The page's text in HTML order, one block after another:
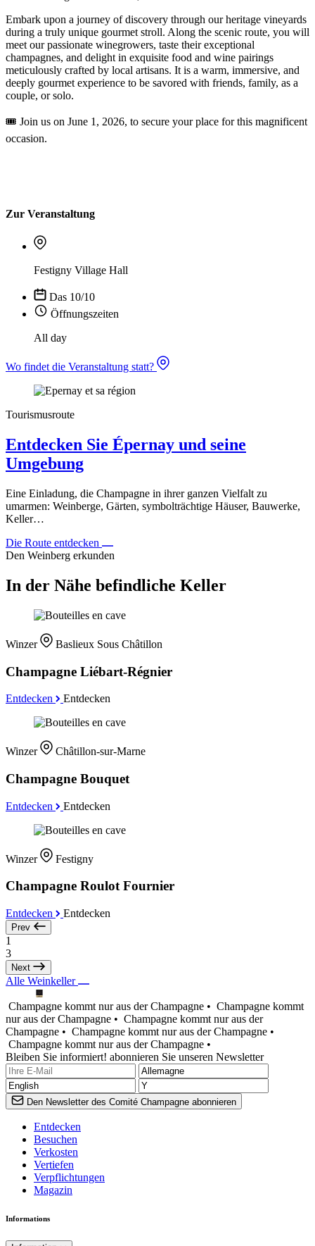
Embark upon a journey of discovery through our heritage vineyards
during a truly unique gourmet stroll. Along the scenic route, you will
meet our passionate winegrowers, taste their exceptional
champagnes, and delight in exquisite food and wine pairings
meticulously crafted by local artisans. It is a warm, immersive, and
deeply gourmet experience to be savored with friends, family, as a
couple, or solo.
🎟️ Join us on June 1, 2026, to secure your place for this magnificent
occasion.
Zur Veranstaltung
Festigny Village Hall
Das 10/10
Öffnungszeiten
All day
Wo findet die Veranstaltung statt?
Tourismusroute
Entdecken Sie Épernay und seine
Umgebung
Eine Einladung, die Champagne in ihrer ganzen Vielfalt zu
umarmen: Weinberge, Gärten, symbolträchtige Häuser, Bauwerke,
Keller…
Die Route entdecken
Den Weinberg erkunden
In der Nähe befindliche Keller
Winzer Baslieux Sous Châtillon
Champagne Liébart-Régnier
Entdecken Entdecken
Winzer Châtillon-sur-Marne
Champagne Bouquet
Entdecken Entdecken
Winzer Festigny
Champagne Roulot Fournier
Entdecken Entdecken
Prev
1
3
Next
Alle Weinkeller
Champagne kommt nur aus der Champagne • Champagne kommt
nur aus der Champagne • Champagne kommt nur aus der
Champagne • Champagne kommt nur aus der Champagne •
Champagne kommt nur aus der Champagne •
Bleiben Sie informiert! abonnieren Sie unseren Newsletter
Den Newsletter des Comité Champagne abonnieren
Entdecken
Besuchen
Verkosten
Vertiefen
Verpflichtungen
Magazin
Informations